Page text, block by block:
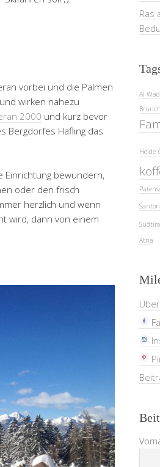
vorbei und die Palmen
wirken nahezu
2000 und kurz bevor
Bergdorfes Hafling das
Einrichtung bewundern,
oder den frisch
herzlich und wenn
wird, dann von einem
Ras
Al
Brunch
Heide
Ätna